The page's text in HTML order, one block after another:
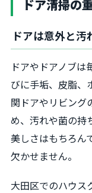
ドア清掃の
ドアは意外と汚
ドアやドアノブ
びに手垢、皮脂、
関ドアやリビング
め、汚れや菌の持
美しさはもちろん
欠かせません。
大田区でのハウス